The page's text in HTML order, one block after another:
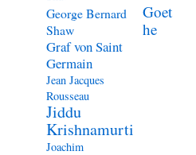
George Bernard
Shaw
Goet
he
Graf von Saint
Germain
Jean Jacques
Rousseau
Jiddu
Krishnamurti
Joachim